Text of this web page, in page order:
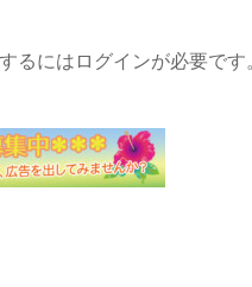
るにはログインが必要で